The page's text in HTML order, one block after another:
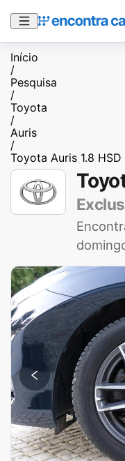
Início
/
Pesquisa
/
Toyota
/
Auris
/
Toyota Auris 1.8